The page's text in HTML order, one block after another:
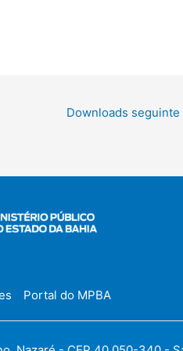
Downloads seguinte
Portal do MPBA